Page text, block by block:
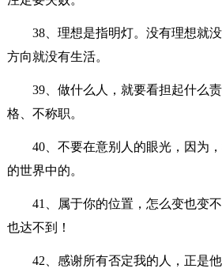
38、理想是指明灯。没有理想就
方向就没有生活。
39、做什么人，就要看担起什么
格、不称职。
40、不要在意别人的眼光，因为
的世界中的。
41、属于你的位置，怎么变也变
也达不到！
42、感谢所有否定我的人，正是